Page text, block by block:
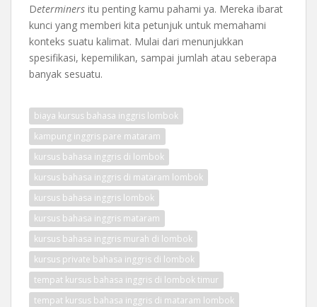
Determiners itu penting kamu pahami ya. Mereka ibarat
kunci yang memberi kita petunjuk untuk memahami
konteks suatu kalimat. Mulai dari menunjukkan
spesifikasi, kepemilikan, sampai jumlah atau seberapa
banyak sesuatu.
biaya kursus bahasa inggris lombok
kampung inggris pare mataram
kursus bahasa inggris di lombok
kursus bahasa inggris di mataram lombok
kursus bahasa inggris lombok
kursus bahasa inggris mataram
kursus bahasa inggris murah di lombok
kursus private bahasa inggris di lombok
tempat kursus bahasa inggris di lombok timur
tempat kursus bahasa inggris di mataram lombok